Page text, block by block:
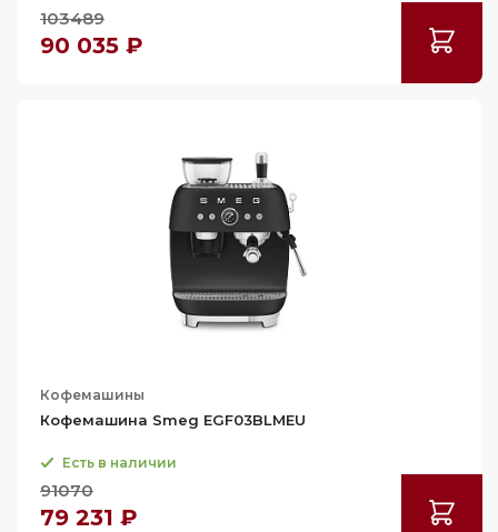
103489
90 035 ₽
Кофемашины
Кофемашина Smeg EGF03BLMEU
Есть в наличии
91070
79 231 ₽